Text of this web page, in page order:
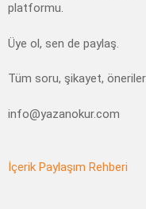
platformu.
Üye ol, sen de paylaş.
Tüm soru, şikayet,
info@yazanokur.com
İçerik Paylaşım Rehberi